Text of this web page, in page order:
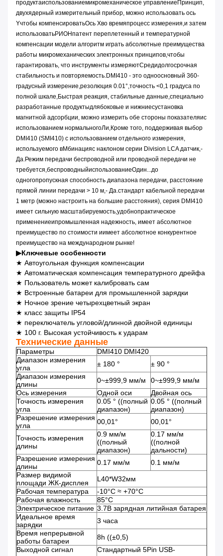
продуктаиспользованиемикромеханическое управление Принцип,
двухядерный измерительный прибор, можно использовать ось
Yчтобы компенсироватьОсь Xво времяпроцесс измерения,и затем
использоватьРИОНпатент переплетенный и температурной
компенсации модели алгоритм играть абсолютные преимущества
работы микромеханических электронных принципов,чтобы
гарантировать, что инструменты измеряютСредидолгосрочная
стабильность и повторяемость.DMI410 - это одноосновный 360-
градусный измерение,резолюция 0.01°,точность <0,1 градуса по
полной шкале,Быстрая реакция, стабильные данные,специально
разработанные продуктыдлябоковые и нижниесустановка
магнитной адсорбции, можно измерить обе стороны показателяис
использованием нормальногоЛи,Кроме того, поддерживая выбор
DMI410 (SMI410) с использованием отдельного измерения,
используемого вМбинацияс наклоном серии Division LCA датчик,-
Да.Режим передачи беспроводной или проводной передачи не
требуется,беспроводныйиспользованиеОдин...до
одногопропускная способность диапазона передачи, расстояние
прямой линии передачи > 10 м,- Да.стандарт кабельной передачи
1 метр (можно настроить на большие расстояния), серия DMI410
имеет сильную масштабируемость,удобнопрактическое
применениеипромышленная надежность, имеет абсолютное
преимущество по стоимости иимеет абсолютное конкурентное
преимущество на международном рынке!
▶Ключевые особенности
★ Автоугольная функция компенсации
★ Автоматическая компенсация температурного дрейфа
★ Пользователь может калибровать сам
★ Встроенные батареи для промышленной зарядки
★ Ночное зрение четырехцветный экран
★ класс защиты IP54
★ переключатель угловой/длинной двойной единицы
★ 100 г. Высокая устойчивость к ударам
Технические данные
Параметры
DMI410 DMI420
Диапазон измерения
угла
± 180 °
± 90 °
Диапазон измерения
длины
0~±999,9 мм/м
0~±999,9 мм/м
Ось измерения
Одной оси
Двойная ось
Точность измерения
угла
0.05 ° ((полный
диапазон)
0.05 ° ((полный
диапазон)
Разрешение измерения
угла
00,01° 00,01°
Точность измерения
длины
0.9 мм/м
((полный
диапазон)
0.17 мм/м
((полной
дальности)
Разрешение измерения
длины
0.17 мм/м
0.1 мм/м
Размер видимой
площади ЖК-дисплея
L40*W32мм
Рабочая температура
-10°C ≈ +70°C
Рабочая влажность
85°С
Электрическое питание 3.7В зарядная литийная батарея
Идеальное время
зарядки
3 часа
Время непрерывной
работы батареи
8h ((±0,5)
Выходной сигнал
Стандартный 5Pin USB-